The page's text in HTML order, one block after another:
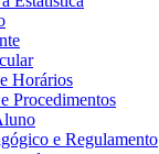
Horários
Procedimentos
e Regulamento